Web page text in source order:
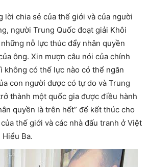
lời chia sẻ của thế giới và của người
người Trung Quốc đoạt giải Khôi
nỗ lực thúc đẩy nhân quyền
ông. Xin mượn câu nói của chính
không có thế lực nào có thể ngăn
con người được có tự do và Trung
thành một quốc gia được điều hành
quyền là trên hết” để kết thúc cho
thế giới và các nhà đấu tranh ở Việt
Ba.